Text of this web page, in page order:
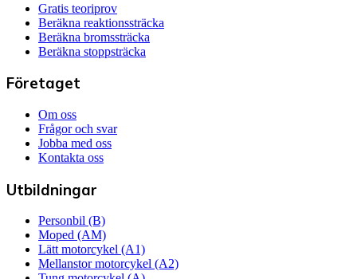
Gratis teoriprov
Beräkna reaktionssträcka
Beräkna bromssträcka
Beräkna stoppsträcka
Företaget
Om oss
Frågor och svar
Jobba med oss
Kontakta oss
Utbildningar
Personbil (B)
Moped (AM)
Lätt motorcykel (A1)
Mellanstor motorcykel (A2)